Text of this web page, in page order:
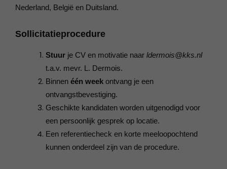
Nederland, België en Duitsland.
Sollicitatieprocedure
Stuur je CV en motivatie naar lder­mois@kks.nl
t.a.v. mevr. L. Dermois.
Binnen één week ontvang je een
ontvangstbevestiging.
Geschikte kandidaten worden uitgenodigd voor
een persoonlijk gesprek op locatie.
Een referentiecheck en korte meeloop­ochtend
kunnen onderdeel zijn van de procedure.